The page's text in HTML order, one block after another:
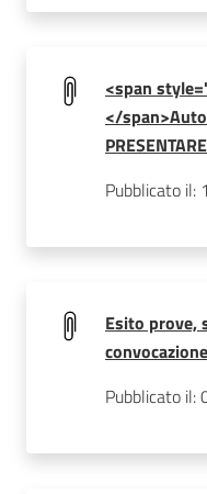
<span
</
Pubblicato
Esito prove,
Pubblicato